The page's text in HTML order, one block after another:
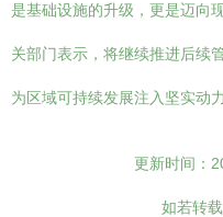
是基础设施的升级，更是迈向
关部门表示，将继续推进后续
为区域可持续发展注入坚实动力
更新时间：
如若转